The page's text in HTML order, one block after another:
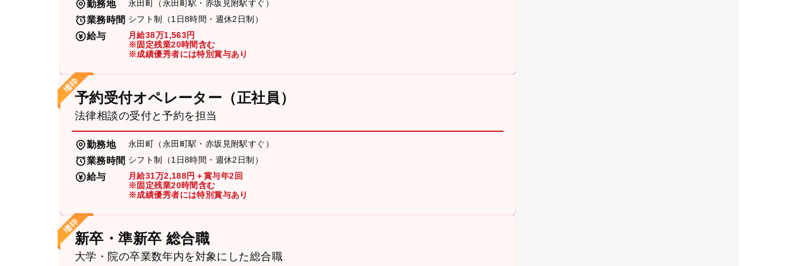
勤務地 永田町（永田町駅・赤坂見附駅すぐ）
業務時間 シフト制（1日8時間・週休2日制）
給与
月給38万1,563円
※固定残業20時間含む
※成績優秀者には特別賞与あり
予約受付オペレーター（正社員）
法律相談の受付と予約を担当
勤務地 永田町（永田町駅・赤坂見附駅すぐ）
業務時間 シフト制（1日8時間・週休2日制）
給与
月給31万2,188円＋賞与年2回
※固定残業20時間含む
※成績優秀者には特別賞与あり
新卒・準新卒 総合職
大学・院の卒業数年内を対象にした総合職